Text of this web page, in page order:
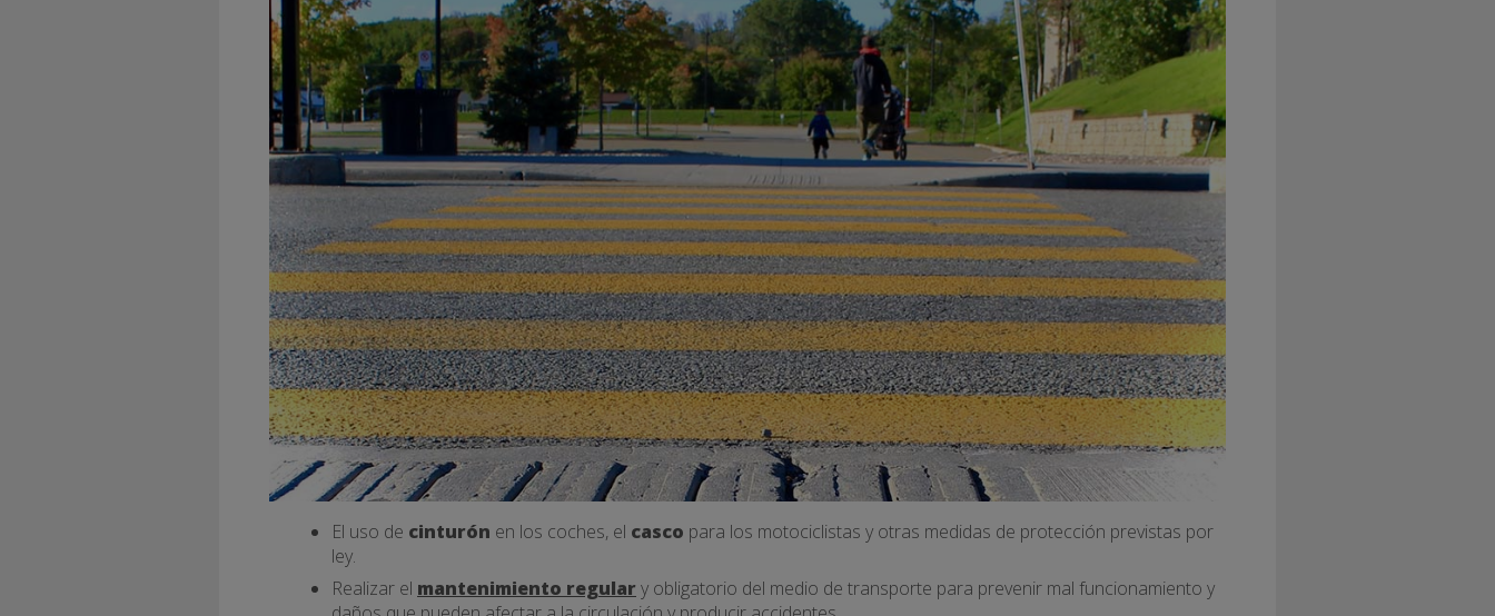
El uso de cinturón en los coches, el casco para los motociclistas y otras medidas de protección previstas por
ley.
Realizar el mantenimiento regular y obligatorio del medio de transporte para prevenir mal funcionamiento y